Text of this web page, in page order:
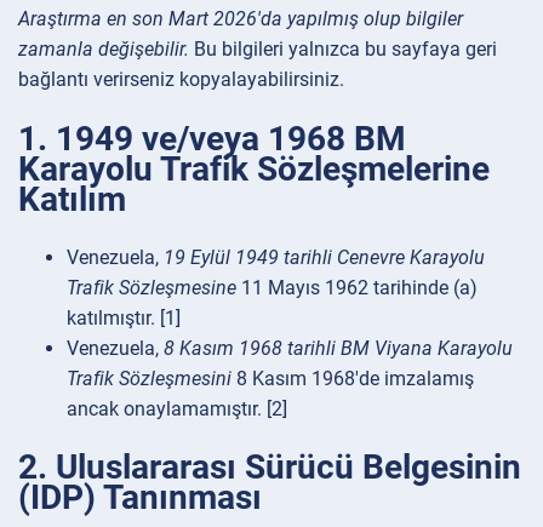
Araştırma en son Mart 2026'da yapılmış olup bilgiler
zamanla değişebilir. Bu bilgileri yalnızca bu sayfaya geri
bağlantı verirseniz kopyalayabilirsiniz.
1. 1949 ve/veya 1968 BM
Karayolu Trafik Sözleşmelerine
Katılım
Venezuela, 19 Eylül 1949 tarihli Cenevre Karayolu
Trafik Sözleşmesine 11 Mayıs 1962 tarihinde (a)
katılmıştır. [1]
Venezuela, 8 Kasım 1968 tarihli BM Viyana Karayolu
Trafik Sözleşmesini 8 Kasım 1968'de imzalamış
ancak onaylamamıştır. [2]
2. Uluslararası Sürücü Belgesinin
(IDP) Tanınması